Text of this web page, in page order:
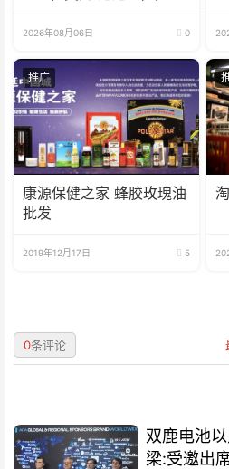
2026年08月06日 0
推广
康源保健之家 蜂胶玫瑰油
批发
2019年12月17日 5
0条评论
双鹿电池
梁:受邀出